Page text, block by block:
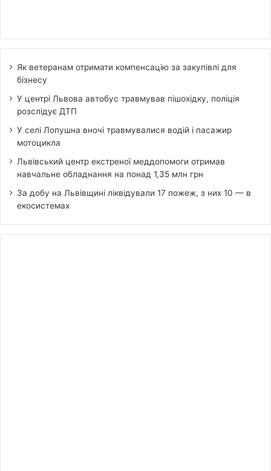
Як ветеранам отримати компенсацію за закупівлі для
бізнесу
У центрі Львова автобус травмував пішохідку, поліція
розслідує ДТП
У селі Лопушна вночі травмувалися водій і пасажир
мотоцикла
Львівський центр екстреної меддопомоги отримав
навчальне обладнання на понад 1,35 млн грн
За добу на Львівщині ліквідували 17 пожеж, з них 10 — в
екосистемах